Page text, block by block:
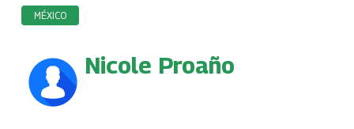
MÉXICO
Nicole Proaño